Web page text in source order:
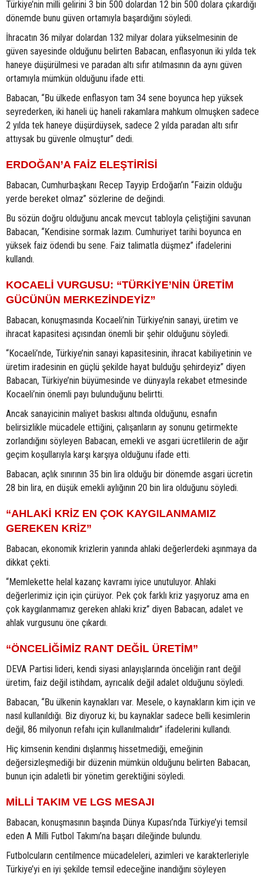
Türkiye’nin milli gelirini 3 bin 500 dolardan 12 bin 500 dolara çıkardığı
dönemde bunu güven ortamıyla başardığını söyledi.
İhracatın 36 milyar dolardan 132 milyar dolara yükselmesinin de
güven sayesinde olduğunu belirten Babacan, enflasyonun iki yılda tek
haneye düşürülmesi ve paradan altı sıfır atılmasının da aynı güven
ortamıyla mümkün olduğunu ifade etti.
Babacan, “Bu ülkede enflasyon tam 34 sene boyunca hep yüksek
seyrederken, iki haneli üç haneli rakamlara mahkum olmuşken sadece
2 yılda tek haneye düşürdüysek, sadece 2 yılda paradan altı sıfır
attıysak bu güvenle olmuştur” dedi.
ERDOĞAN’A FAİZ ELEŞTİRİSİ
Babacan, Cumhurbaşkanı Recep Tayyip Erdoğan’ın “Faizin olduğu
yerde bereket olmaz” sözlerine de değindi.
Bu sözün doğru olduğunu ancak mevcut tabloyla çeliştiğini savunan
Babacan, “Kendisine sormak lazım. Cumhuriyet tarihi boyunca en
yüksek faiz ödendi bu sene. Faiz talimatla düşmez” ifadelerini
kullandı.
KOCAELİ VURGUSU: “TÜRKİYE’NİN ÜRETİM
GÜCÜNÜN MERKEZİNDEYİZ”
Babacan, konuşmasında Kocaeli’nin Türkiye’nin sanayi, üretim ve
ihracat kapasitesi açısından önemli bir şehir olduğunu söyledi.
“Kocaeli’nde, Türkiye’nin sanayi kapasitesinin, ihracat kabiliyetinin ve
üretim iradesinin en güçlü şekilde hayat bulduğu şehirdeyiz” diyen
Babacan, Türkiye’nin büyümesinde ve dünyayla rekabet etmesinde
Kocaeli’nin önemli payı bulunduğunu belirtti.
Ancak sanayicinin maliyet baskısı altında olduğunu, esnafın
belirsizlikle mücadele ettiğini, çalışanların ay sonunu getirmekte
zorlandığını söyleyen Babacan, emekli ve asgari ücretlilerin de ağır
geçim koşullarıyla karşı karşıya olduğunu ifade etti.
Babacan, açlık sınırının 35 bin lira olduğu bir dönemde asgari ücretin
28 bin lira, en düşük emekli aylığının 20 bin lira olduğunu söyledi.
“AHLAKİ KRİZ EN ÇOK KAYGILANMAMIZ
GEREKEN KRİZ”
Babacan, ekonomik krizlerin yanında ahlaki değerlerdeki aşınmaya da
dikkat çekti.
“Memlekette helal kazanç kavramı iyice unutuluyor. Ahlaki
değerlerimiz için için çürüyor. Pek çok farklı kriz yaşıyoruz ama en
çok kaygılanmamız gereken ahlaki kriz” diyen Babacan, adalet ve
ahlak vurgusunu öne çıkardı.
“ÖNCELİĞİMİZ RANT DEĞİL ÜRETİM”
DEVA Partisi lideri, kendi siyasi anlayışlarında önceliğin rant değil
üretim, faiz değil istihdam, ayrıcalık değil adalet olduğunu söyledi.
Babacan, “Bu ülkenin kaynakları var. Mesele, o kaynakların kim için ve
nasıl kullanıldığı. Biz diyoruz ki; bu kaynaklar sadece belli kesimlerin
değil, 86 milyonun refahı için kullanılmalıdır” ifadelerini kullandı.
Hiç kimsenin kendini dışlanmış hissetmediği, emeğinin
değersizleşmediği bir düzenin mümkün olduğunu belirten Babacan,
bunun için adaletli bir yönetim gerektiğini söyledi.
MİLLİ TAKIM VE LGS MESAJI
Babacan, konuşmasının başında Dünya Kupası’nda Türkiye’yi temsil
eden A Milli Futbol Takımı’na başarı dileğinde bulundu.
Futbolcuların centilmence mücadeleleri, azimleri ve karakterleriyle
Türkiye’yi en iyi şekilde temsil edeceğine inandığını söyleyen